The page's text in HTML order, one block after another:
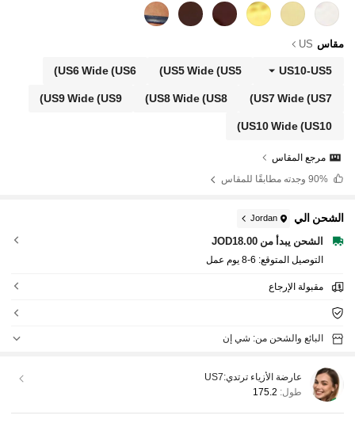
مقاس US
US5
-
US10
US5 Wide(US5)
US6 Wide(US6)
US7 Wide(US7)
US8 Wide(US8)
US9 Wide(US9)
US10 Wide(US10)
مرجع المقاس
وجدته مطابقًا للمقاس
الشحن الي Jordan
الشحن يبدأ من JOD18.00
التوصيل المتوقع: 6-8 يوم عمل
مقبولة الإرجاع
البائع والشحن من: شي إن
عارضة الأزياء ترتدي:US7
طول: 175.2